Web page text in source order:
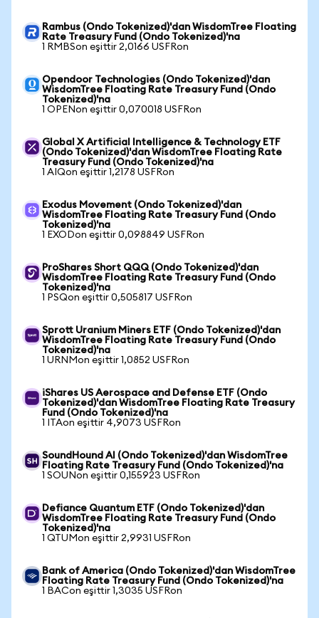
Rambus (Ondo Tokenized)'dan WisdomTree Floating
Rate Treasury Fund (Ondo Tokenized)'na
1 RMBSon eşittir 2,0166 USFRon
Opendoor Technologies (Ondo Tokenized)'dan
WisdomTree Floating Rate Treasury Fund (Ondo
Tokenized)'na
1 OPENon eşittir 0,070018 USFRon
Global X Artificial Intelligence & Technology ETF
(Ondo Tokenized)'dan WisdomTree Floating Rate
Treasury Fund (Ondo Tokenized)'na
1 AIQon eşittir 1,2178 USFRon
Exodus Movement (Ondo Tokenized)'dan
WisdomTree Floating Rate Treasury Fund (Ondo
Tokenized)'na
1 EXODon eşittir 0,098849 USFRon
ProShares Short QQQ (Ondo Tokenized)'dan
WisdomTree Floating Rate Treasury Fund (Ondo
Tokenized)'na
1 PSQon eşittir 0,505817 USFRon
Sprott Uranium Miners ETF (Ondo Tokenized)'dan
WisdomTree Floating Rate Treasury Fund (Ondo
Tokenized)'na
1 URNMon eşittir 1,0852 USFRon
iShares US Aerospace and Defense ETF (Ondo
Tokenized)'dan WisdomTree Floating Rate Treasury
Fund (Ondo Tokenized)'na
1 ITAon eşittir 4,9073 USFRon
SoundHound AI (Ondo Tokenized)'dan WisdomTree
Floating Rate Treasury Fund (Ondo Tokenized)'na
1 SOUNon eşittir 0,155923 USFRon
Defiance Quantum ETF (Ondo Tokenized)'dan
WisdomTree Floating Rate Treasury Fund (Ondo
Tokenized)'na
1 QTUMon eşittir 2,9931 USFRon
Bank of America (Ondo Tokenized)'dan WisdomTree
Floating Rate Treasury Fund (Ondo Tokenized)'na
1 BACon eşittir 1,3035 USFRon